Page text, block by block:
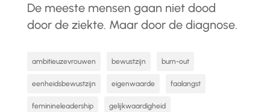
De meeste mensen gaan niet dood
door de ziekte. Maar door de diagnose.
ambitieuzevrouwen bewustzijn burn-out
eenheidsbewustzijn eigenwaarde faalangst
feminineleadership gelijkwaardigheid